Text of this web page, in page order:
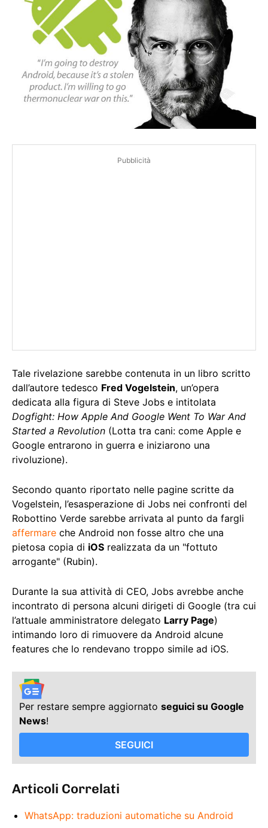
Pubblicità
Tale rivelazione sarebbe contenuta in un libro scritto
dall’autore tedesco Fred Vogelstein, un’opera
dedicata alla figura di Steve Jobs e intitolata
Dogfight: How Apple And Google Went To War And
Started a Revolution (Lotta tra cani: come Apple e
Google entrarono in guerra e iniziarono una
rivoluzione).
Secondo quanto riportato nelle pagine scritte da
Vogelstein, l’esasperazione di Jobs nei confronti del
Robottino Verde sarebbe arrivata al punto da fargli
affermare che Android non fosse altro che una
pietosa copia di iOS realizzata da un "fottuto
arrogante" (Rubin).
Durante la sua attività di CEO, Jobs avrebbe anche
incontrato di persona alcuni dirigeti di Google (tra cui
l’attuale amministratore delegato Larry Page)
intimando loro di rimuovere da Android alcune
features che lo rendevano troppo simile ad iOS.
Per restare sempre aggiornato seguici su Google
News!
SEGUICI
Articoli Correlati
WhatsApp: traduzioni automatiche su Android